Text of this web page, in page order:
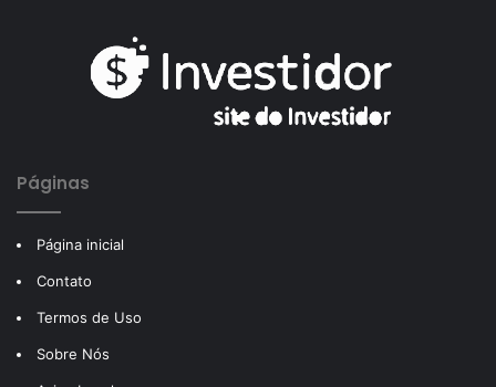
Páginas
Página inicial
Contato
Termos de Uso
Sobre Nós